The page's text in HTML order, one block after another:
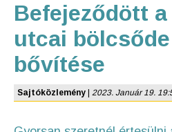
Befejeződött
utcai
bővítése
Sajtóközlemény 2023. Január 19.